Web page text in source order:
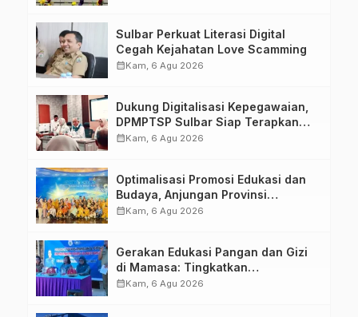
Sulbar Perkuat Literasi Digital
Cegah Kejahatan Love Scamming
calendar_monthKam, 6 Agu 2026
Dukung Digitalisasi Kepegawaian,
DPMPTSP Sulbar Siap Terapkan
Aplikasi FLEKSI ASN
calendar_monthKam, 6 Agu 2026
Optimalisasi Promosi Edukasi dan
Budaya, Anjungan Provinsi
Sulawesi Barat Perkuat Kolaborasi
calendar_monthKam, 6 Agu 2026
Gerakan Edukasi Pangan dan Gizi
di Mamasa: Tingkatkan
Pengetahuan dan Keterampilan
calendar_monthKam, 6 Agu 2026